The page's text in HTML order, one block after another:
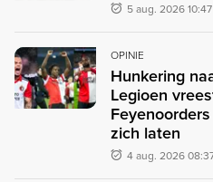
5 aug. 2026 10:47
OPINIE
Hunkering
Legioen
zich laten
4 aug. 2026